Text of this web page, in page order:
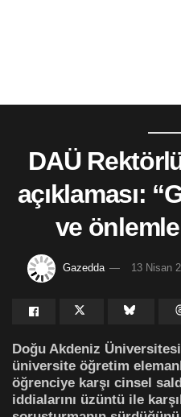
DAÜ
açıklaması:
ve
Gazedda 13 Nisan
Doğu Akdeniz
üniversite öğretim
öğrenciye karşı cinsel
iddialarını üzüntü ile